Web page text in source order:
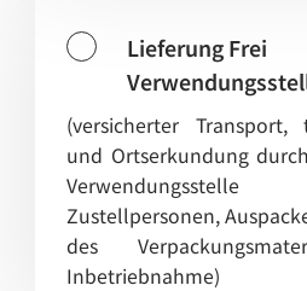
Lieferung Frei
(versicherter Transport,
und Ortserkundung
Zustellpersonen,
des
Inbetriebnahme)